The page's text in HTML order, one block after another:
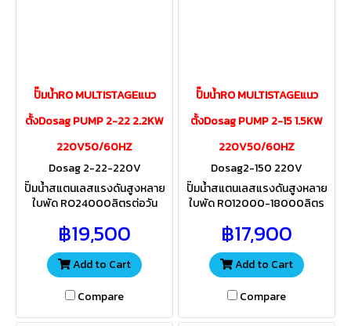
ปั๊มน้ำRO MULTISTAGEแนว
ตั้งDosag PUMP 2-22 2.2KW
220V50/60HZ
Dosag 2-22-220V
ปั๊มน้ำสแตนเลสแรงดันสูงหลาย
ใบพัด RO24000ลิตรต่อวัน
องเมมเบรน ควรเลือกใช้ขนาดไส้
กรองให้เหมาะสมกับแรงดันปั้ม
฿19,500
Add to Cart
Compare
ปั๊มน้ำRO MULTISTAGEแนว
ตั้งDosag PUMP 2-15 1.5KW
220V50/60HZ
Dosag2-150 220V
ปั๊มน้ำสแตนเลสแรงดันสูงหลาย
ใบพัด RO12000-18000ลิตร
เข้าไส้กรองเมมเบรน ควรเลือกใช้
ขนาดไส้กรองให้เหมาะสมกับแร
งดันปั้ม
฿17,900
Add to Cart
Compare